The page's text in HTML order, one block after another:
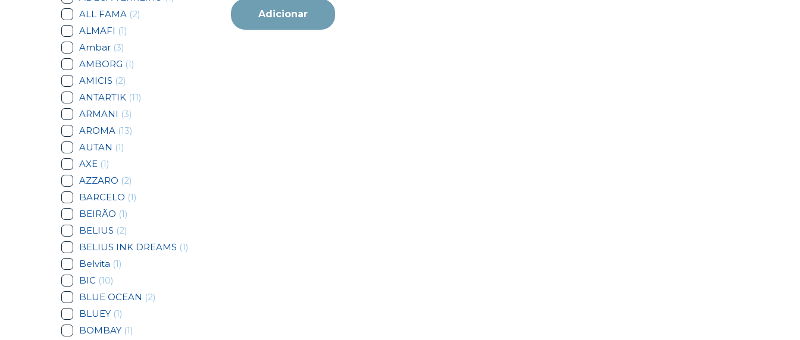
ALL FAMA (2)
ALMAFI (1)
Ambar (3)
AMBORG (1)
AMICIS (2)
ANTARTIK (11)
ARMANI (3)
AROMA (13)
AUTAN (1)
AXE (1)
AZZARO (2)
BARCELO (1)
BEIRÃO (1)
BELIUS (2)
BELIUS INK DREAMS (1)
Belvita (1)
BIC (10)
BLUE OCEAN (2)
BLUEY (1)
BOMBAY (1)
Adicionar